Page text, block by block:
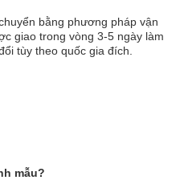
bằng phương pháp vận
giao trong vòng 3-5 ngày làm
tùy theo quốc gia đích.
mẫu?